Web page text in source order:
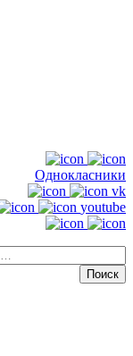
Однокласники
vk
youtube